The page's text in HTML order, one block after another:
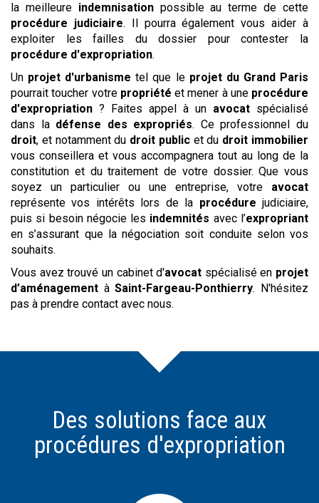
la meilleure indemnisationpossible au terme de cette
procédure judiciaire. Il pourra également vous aider à
exploiter les failles du dossier pour contester la
procédure d'expropriation.
Un projet d'urbanisme tel que le projet du Grand Paris
pourrait toucher votre propriété et mener à une procédure
d'expropriation ? Faites appel à un avocat spécialisé
dans la défense des expropriés. Ce professionnel du
droit, et notamment du droit publicet du droit immobilier
vous conseillera et vous accompagnera tout au long de la
constitution et du traitement de votre dossier. Que vous
soyez un particulier ou une entreprise, votre avocat
représente vos intérêts lors de la procédure judiciaire,
puis si besoin négocie les indemnités avec l’expropriant
en s’assurant que la négociation soit conduite selon vos
souhaits.
Vous avez trouvé un cabinet d'avocat spécialisé en projet
d’aménagement àSaint-Fargeau-Ponthierry. N'hésitez
pas à prendre contact avec nous.
Des solutions face aux
procédures d'expropriation